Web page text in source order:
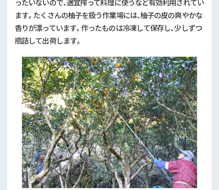
ったいないので、適宜搾って料理に使うなど有効利用されてい
ます。たくさんの柚子を扱う作業場には、柚子の皮の爽やかな
香りが漂っています。作ったものは冷凍して保存し、少しずつ
瓶詰して出荷します。